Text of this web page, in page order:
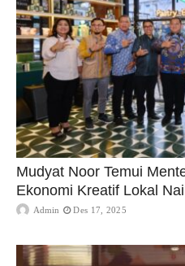
Mudyat Noor Temui
Ekonomi Kreatif Lokal
Admin Des 17, 2025